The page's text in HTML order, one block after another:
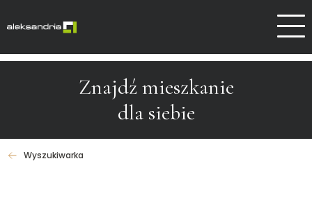
Znajdź mieszkanie
dla siebie
Wyszukiwarka